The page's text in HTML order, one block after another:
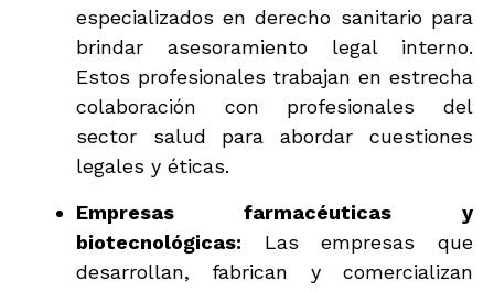
especializados en derecho sanitario para
brindar asesoramiento legal interno.
Estos profesionales trabajan en estrecha
colaboración con profesionales del
sector salud para abordar cuestiones
legales y éticas.
Empresas farmacéuticas y
biotecnológicas: Las empresas que
desarrollan, fabrican y comercializan